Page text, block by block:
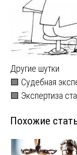
Другие шутки
Навигация
записям
🟩 Судебная
🟩 Экспертиза
Похожие